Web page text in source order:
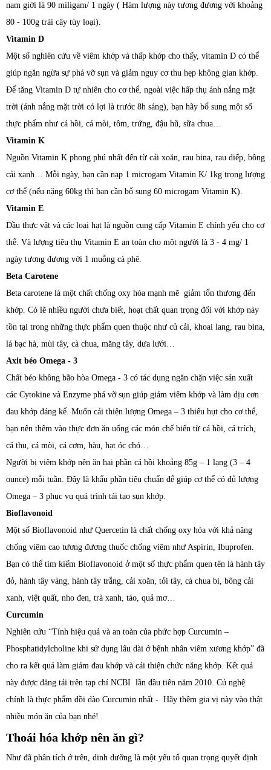
nam giới là 90 miligam/ 1 ngày ( Hàm lượng này tương đương với khoảng
80 - 100g trái cây tùy loại).
Vitamin D
Một số nghiên cứu về viêm khớp và thấp khớp cho thấy, vitamin D có thể
giúp ngăn ngừa sự phá vỡ sụn và giảm nguy cơ thu hẹp không gian khớp.
Để tăng Vitamin D tự nhiên cho cơ thể, ngoài việc hấp thụ ánh nắng mặt
trời (ánh nắng mặt trời có lợi là trước 8h sáng), bạn hãy bổ sung một số
thực phẩm như cá hồi, cá mòi, tôm, trứng, đậu hũ, sữa chua…
Vitamin K
Nguồn Vitamin K phong phú nhất đến từ cải xoăn, rau bina, rau diếp, bông
cải xanh… Mỗi ngày, bạn cần nạp 1 microgam Vitamin K/ 1kg trọng lượng
cơ thể (nếu nặng 60kg thì bạn cần bổ sung 60 microgam Vitamin K).
Vitamin E
Dầu thực vật và các loại hạt là nguồn cung cấp Vitamin E chính yếu cho cơ
thể. Và lượng tiêu thụ Vitamin E an toàn cho một người là 3 - 4 mg/ 1
ngày tương đương với 1 muỗng cà phê.
Beta Carotene
Beta carotene là một chất chống oxy hóa mạnh mẽ giảm tổn thương đến
khớp. Có lẽ nhiều người chưa biết, hoạt chất quan trọng đối với khớp này
tồn tại trong những thực phẩm quen thuộc như củ cải, khoai lang, rau bina,
lá bạc hà, mùi tây, cà chua, măng tây, dưa lưới…
Axit béo Omega - 3
Chất béo không bão hòa Omega - 3 có tác dụng ngăn chặn việc sản xuất
các Cytokine và Enzyme phá vỡ sụn giúp giảm viêm khớp và làm dịu cơn
đau khớp đáng kể. Muốn cải thiện lượng Omega – 3 thiếu hụt cho cơ thể,
bạn nên thêm vào thực đơn ăn uống các món chế biến từ cá hồi, cá trích,
cá thu, cá mòi, cá cơm, hàu, hạt óc chó…
Người bị viêm khớp nên ăn hai phần cá hồi khoảng 85g – 1 lạng (3 – 4
ounce) mỗi tuần. Đây là khẩu phần tiêu chuẩn để giúp cơ thể có đủ lượng
Omega – 3 phục vụ quá trình tái tạo sụn khớp.
Bioflavonoid
Một số Bioflavonoid như Quercetin là chất chống oxy hóa với khả năng
chống viêm cao tương đương thuốc chống viêm như Aspirin, Ibuprofen.
Bạn có thể tìm kiếm Bioflavonoid ở một số thực phẩm quen tên là hành tây
đỏ, hành tây vàng, hành tây trắng, cải xoăn, tỏi tây, cà chua bi, bông cải
xanh, việt quất, nho đen, trà xanh, táo, quả mơ…
Curcumin
Nghiên cứu “Tính hiệu quả và an toàn của phức hợp Curcumin –
Phosphatidylcholine khi sử dụng lâu dài ở bệnh nhân viêm xương khớp” đã
cho ra kết quả làm giảm đau khớp và cải thiện chức năng khớp. Kết quả
này được đăng tải trên tạp chí NCBI lần đầu tiên năm 2010. Củ nghệ
chính là thực phẩm dồi dào Curcumin nhất - Hãy thêm gia vị này vào thật
nhiều món ăn của bạn nhé!
Thoái hóa khớp nên ăn gì?
Như đã phân tích ở trên, dinh dưỡng là một yếu tố quan trọng quyết định